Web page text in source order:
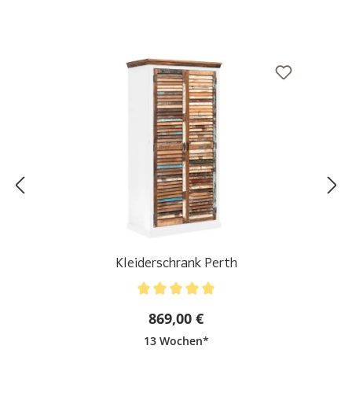
Kleiderschrank Perth
869,00 €
13 Wochen*